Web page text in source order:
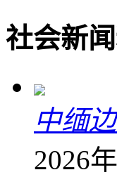
社会新闻
中缅
2026